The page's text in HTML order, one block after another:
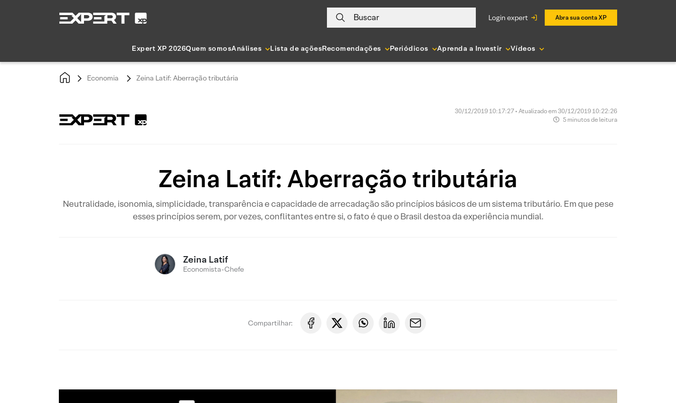
Buscar login expert Abra sua conta XP
Expert XP 2026Quem somosAnálises Lista de açõesRecomendações Periódicos Aprenda a Investir Vídeos
Economia Zeina Latif: Aberração tributária
30/12/2019 10:17:27 • Atualizado em 30/12/2019 10:22:26
5 minutos de leitura
Zeina Latif: Aberração tributária
Neutralidade, isonomia, simplicidade, transparência e capacidade de arrecadação são princípios básicos de um sistema tributário. Em que pese
esses princípios serem, por vezes, conflitantes entre si, o fato é que o Brasil destoa da experiência mundial.
Zeina Latif
Economista-Chefe
Compartilhar: